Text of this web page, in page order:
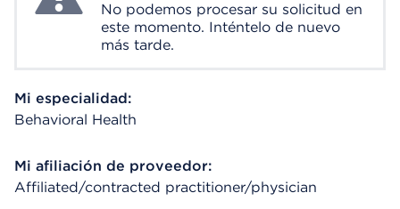
No podemos procesar su solicitud en
este momento. Inténtelo de nuevo
más tarde.
Mi especialidad:
Behavioral Health
Mi afiliación de proveedor:
Affiliated/contracted practitioner/physician